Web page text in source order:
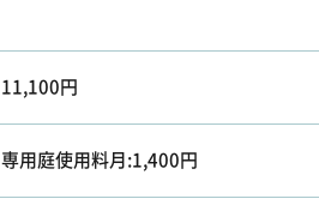
11,100円
専用庭使用料月:1,400円